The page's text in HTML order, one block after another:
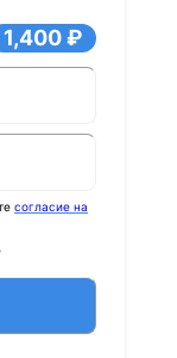
1,400 ₽
согласие на